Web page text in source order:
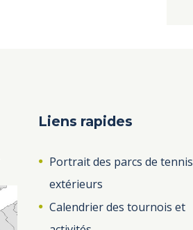
Liens rapides
Portrait des parcs de tennis
extérieurs
Calendrier des tournois et